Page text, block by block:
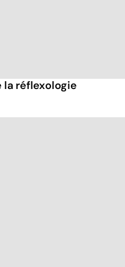
réflexologie